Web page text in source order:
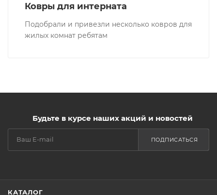
Ковры для интерната
Подобрали и привезли несколько ковров для
жилых комнат ребятам
Будьте в курсе наших акций и новостей
ПОДПИСАТЬСЯ
КАТАЛОГ